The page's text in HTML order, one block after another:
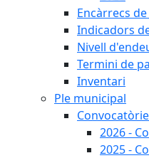
Encàrrecs
Indicadors
Nivell
Termini de
Inventari
Ple municipal
2026 -
2025 -